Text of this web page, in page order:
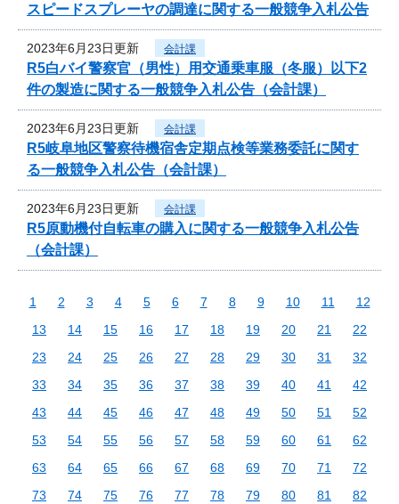
スピードスプレーヤの調達に関する一般競争入札公告
2023年6月23日更新 会計課
R5白バイ警察官（男性）用交通乗車服（冬服）以下2
件の製造に関する一般競争入札公告（会計課）
2023年6月23日更新 会計課
R5岐阜地区警察待機宿舎定期点検等業務委託に関す
る一般競争入札公告（会計課）
2023年6月23日更新 会計課
R5原動機付自転車の購入に関する一般競争入札公告
（会計課）
1 2 3 4 5 6 7 8 9 10 11
12
13
14 15 16 17 18 19 20 21
22
23
24 25 26 27 28 29 30 31
32
33
34 35 36 37 38 39 40 41
42
43
44 45 46 47 48 49 50 51
52
53
54 55 56 57 58 59 60 61
62
63
64 65 66 67 68 69 70 71
72
73
74 75 76 77 78 79 80 81
82